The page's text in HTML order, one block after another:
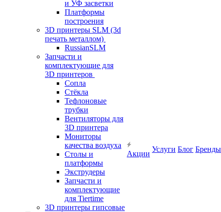
и УФ засветки
Платформы
построения
3D принтеры SLM (3d
печать металлом)
RussianSLM
Запчасти и
комплектующие для
3D принтеров
Сопла
Cтёкла
Тефлоновые
трубки
Вентиляторы для
3D принтера
Мониторы
качества воздуха
Столы и
платформы
Экструдеры
Запчасти и
комплектующие
для Tiertime
3D принтеры гипсовые
Акции
Услуги Блог Бренды